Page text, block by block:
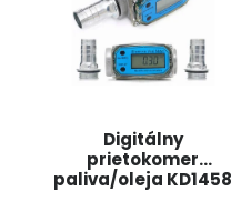
Digitálny
prietokomer
paliva/oleja KD1458